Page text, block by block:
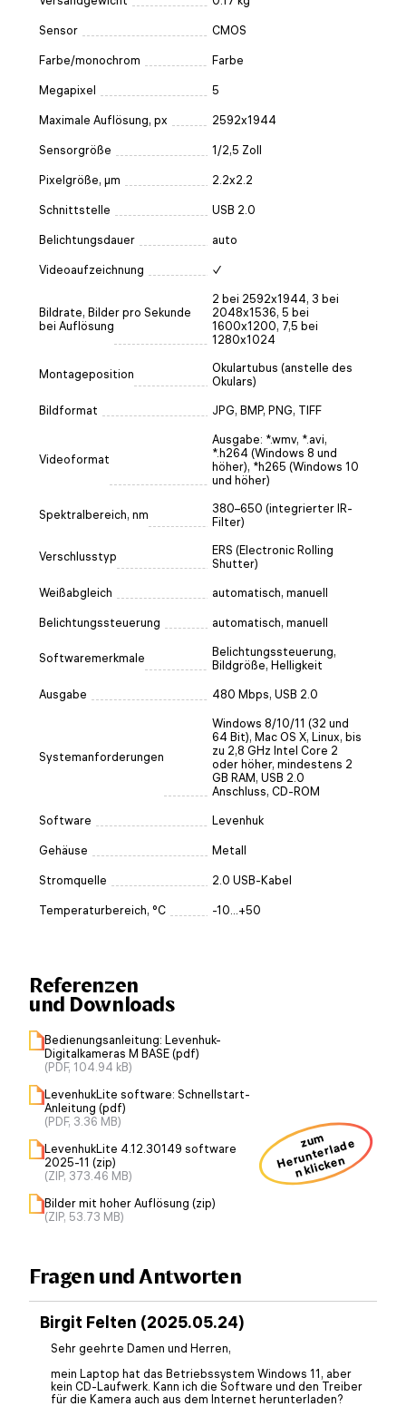
Sensor CMOS
Farbe/monochrom Farbe
Megapixel 5
Maximale Auflösung, px 2592x1944
Sensorgröße 1/2,5 Zoll
Pixelgröße, µm 2.2x2.2
Schnittstelle USB 2.0
Belichtungsdauer auto
Videoaufzeichnung ✓
Bildrate, Bilder pro Sekunde
bei Auflösung
2 bei 2592x1944, 3 bei
2048x1536, 5 bei
1600x1200, 7,5 bei
1280x1024
Montageposition
Okulartubus (anstelle des
Okulars)
Bildformat JPG, BMP, PNG, TIFF
Videoformat
Ausgabe: *.wmv, *.avi,
*.h264 (Windows 8 und
höher), *h265 (Windows 10
und höher)
Spektralbereich, nm
380–650 (integrierter IR-
Filter)
Verschlusstyp
ERS (Electronic Rolling
Shutter)
Weißabgleich automatisch, manuell
Belichtungssteuerung automatisch, manuell
Softwaremerkmale
Belichtungssteuerung,
Bildgröße, Helligkeit
Ausgabe 480 Mbps, USB 2.0
Systemanforderungen
Windows 8/10/11 (32 und
64 Bit), Mac OS X, Linux, bis
zu 2,8 GHz Intel Core 2
oder höher, mindestens 2
GB RAM, USB 2.0
Anschluss, CD-ROM
Software Levenhuk
Gehäuse Metall
Stromquelle 2.0 USB-Kabel
Temperaturbereich, °C -10...+50
Referenzen
und Downloads
Bedienungsanleitung: Levenhuk-
Digitalkameras M BASE (pdf)
(PDF, 104.94 kB)
LevenhukLite software: Schnellstart-
Anleitung (pdf)
(PDF, 3.36 MB)
LevenhukLite 4.12.30149 software
2025-11 (zip)
(ZIP, 373.46 MB)
Bilder mit hoher Auflösung (zip)
(ZIP, 53.73 MB)
zum
H
er
u
nt
erl
a
d
e
n kli
ck
e
n
Fragen und Antworten
Birgit Felten (2025.05.24)
Sehr geehrte Damen und Herren,
mein Laptop hat das Betriebssystem Windows 11, aber
kein CD-Laufwerk. Kann ich die Software und den Treiber
für die Kamera auch aus dem Internet herunterladen?